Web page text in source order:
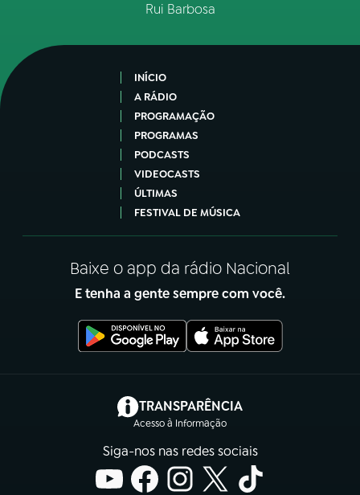
Rui Barbosa
INÍCIO
A RÁDIO
PROGRAMAÇÃO
PROGRAMAS
PODCASTS
VIDEOCASTS
ÚLTIMAS
FESTIVAL DE MÚSICA
Baixe o app da rádio Nacional
E tenha a gente sempre com você.
TRANSPARÊNCIA
Acesso à Informação
(abre em nova aba)
Siga-nos nas redes sociais